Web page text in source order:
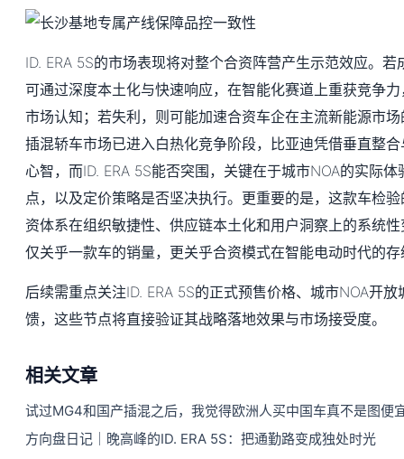
ID. ERA 5S的市场表现将对整个合资阵营产生示范效应。
可通过深度本土化与快速响应，在智能化赛道上重获竞争力
市场认知；若失利，则可能加速合资车企在主流新能源市
插混轿车市场已进入白热化竞争阶段，比亚迪凭借垂直整
心智，而ID. ERA 5S能否突围，关键在于城市NOA的实际
点，以及定价策略是否坚决执行。更重要的是，这款车检
资体系在组织敏捷性、供应链本土化和用户洞察上的系统
仅关乎一款车的销量，更关乎合资模式在智能电动时代的
后续需重点关注ID. ERA 5S的正式预售价格、城市NOA开
馈，这些节点将直接验证其战略落地效果与市场接受度。
相关文章
试过MG4和国产插混之后，我觉得欧洲人买中国车真不是图便
方向盘日记｜晚高峰的ID. ERA 5S：把通勤路变成独处时光